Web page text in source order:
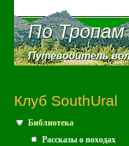
По
По
Путеводитель
Путеводитель
Клуб SouthUral
Библиотека
Рассказы о походах